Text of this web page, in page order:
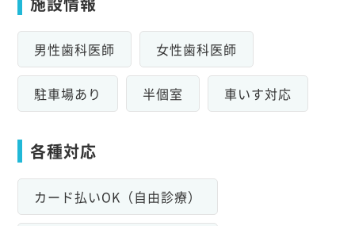
男性歯科医師 女性歯科医師
駐車場あり 半個室 車いす対応
各種対応
カード払いOK（自由診療）